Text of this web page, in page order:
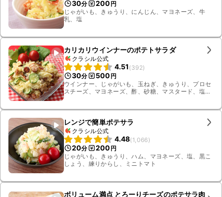
30分 200 円
じゃがいも、きゅうり、にんじん、マヨネーズ、牛
乳、塩
カリカリウインナーのポテトサラダ
クラシル公式
4.51(392)
30分 500 円
ウインナー、じゃがいも、玉ねぎ、きゅうり、プロセ
スチーズ、マヨネーズ、酢、砂糖、マスタード、塩、
レンジで簡単ポテサラ
クラシル公式
4.48(1,066)
20分 200 円
じゃがいも、きゅうり、ハム、マヨネーズ、塩、黒こ
しょう、練りからし、ミニトマト
ボリューム満点 とろーりチーズのポテサラ肉